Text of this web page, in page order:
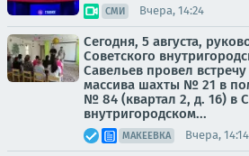
СМИ Вчера, 14:24
Сегодня, 5 августа,
Советского
Савельев провел
массива шахты № 21 в
№ 84 (квартал 2, д. 16) в
внутригородском...
МАКЕЕВКА Вчера, 14:14